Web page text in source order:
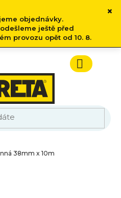
objednávky.
odešleme ještě před
provozu opět od 10. 8.
×
Nákupní
košík
38mm x 10m